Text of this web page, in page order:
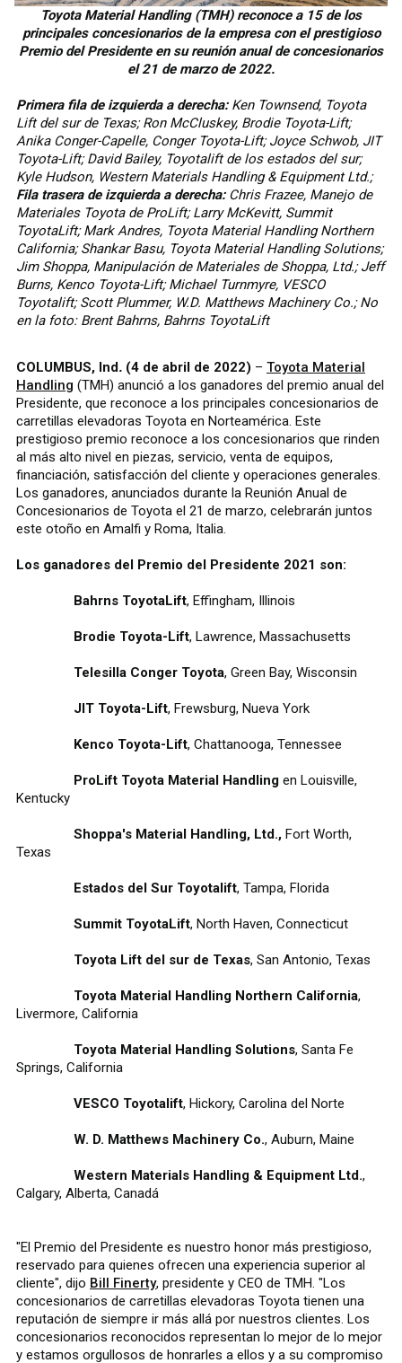
Toyota Material Handling (TMH) reconoce a 15 de los
principales concesionarios de la empresa con el prestigioso
Premio del Presidente en su reunión anual de concesionarios
el 21 de marzo de 2022.
Primera fila de izquierda a derecha: Ken Townsend, Toyota
Lift del sur de Texas; Ron McCluskey, Brodie Toyota-Lift;
Anika Conger-Capelle, Conger Toyota-Lift; Joyce Schwob, JIT
Toyota-Lift; David Bailey, Toyotalift de los estados del sur;
Kyle Hudson, Western Materials Handling & Equipment Ltd.;
Fila trasera de izquierda a derecha: Chris Frazee, Manejo de
Materiales Toyota de ProLift; Larry McKevitt, Summit
ToyotaLift; Mark Andres, Toyota Material Handling Northern
California; Shankar Basu, Toyota Material Handling Solutions;
Jim Shoppa, Manipulación de Materiales de Shoppa, Ltd.; Jeff
Burns, Kenco Toyota-Lift; Michael Turnmyre, VESCO
Toyotalift; Scott Plummer, W.D. Matthews Machinery Co.; No
en la foto: Brent Bahrns, Bahrns ToyotaLift
COLUMBUS, Ind. (4 de abril de 2022) – Toyota Material
Handling (TMH) anunció a los ganadores del premio anual del
Presidente, que reconoce a los principales concesionarios de
carretillas elevadoras Toyota en Norteamérica. Este
prestigioso premio reconoce a los concesionarios que rinden
al más alto nivel en piezas, servicio, venta de equipos,
financiación, satisfacción del cliente y operaciones generales.
Los ganadores, anunciados durante la Reunión Anual de
Concesionarios de Toyota el 21 de marzo, celebrarán juntos
este otoño en Amalfi y Roma, Italia.
Los ganadores del Premio del Presidente 2021 son:
Bahrns ToyotaLift, Effingham, Illinois
Brodie Toyota-Lift, Lawrence, Massachusetts
Telesilla Conger Toyota, Green Bay, Wisconsin
JIT Toyota-Lift, Frewsburg, Nueva York
Kenco Toyota-Lift, Chattanooga, Tennessee
ProLift Toyota Material Handling en Louisville,
Kentucky
Shoppa's Material Handling, Ltd., Fort Worth,
Texas
Estados del Sur Toyotalift, Tampa, Florida
Summit ToyotaLift, North Haven, Connecticut
Toyota Lift del sur de Texas, San Antonio, Texas
Toyota Material Handling Northern California,
Livermore, California
Toyota Material Handling Solutions, Santa Fe
Springs, California
VESCO Toyotalift, Hickory, Carolina del Norte
W. D. Matthews Machinery Co., Auburn, Maine
Western Materials Handling & Equipment Ltd.,
Calgary, Alberta, Canadá
"El Premio del Presidente es nuestro honor más prestigioso,
reservado para quienes ofrecen una experiencia superior al
cliente", dijo Bill Finerty, presidente y CEO de TMH. "Los
concesionarios de carretillas elevadoras Toyota tienen una
reputación de siempre ir más allá por nuestros clientes. Los
concesionarios reconocidos representan lo mejor de lo mejor
y estamos orgullosos de honrarles a ellos y a su compromiso